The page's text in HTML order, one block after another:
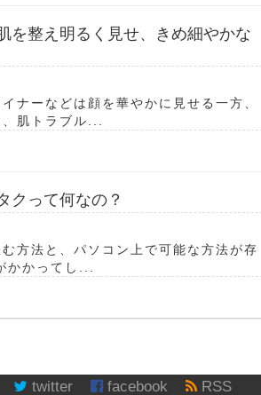
を整え明るく見せ、きめ細やかな
ナーなどは顔を華やかに見せる一方、
肌トラブル...
クって何なの？
方法と、パソコン上で可能な方法が存
かかってし...
twitter facebook RSS